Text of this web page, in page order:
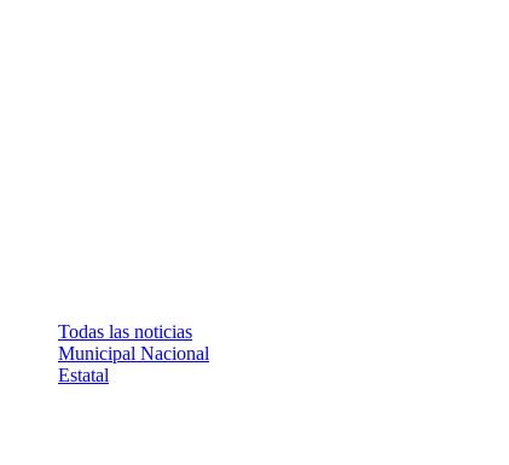
Todas las noticias
Municipal Nacional
Estatal